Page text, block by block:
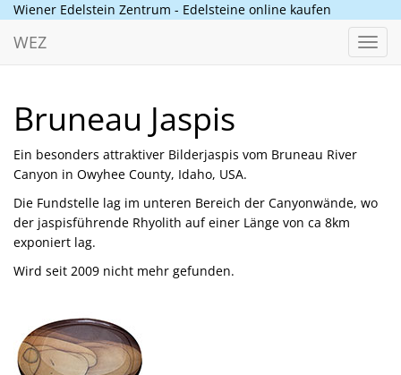
Wiener Edelstein Zentrum - Edelsteine online kaufen
WEZ
Bruneau Jaspis
Ein besonders attraktiver Bilderjaspis vom Bruneau River
Canyon in Owyhee County, Idaho, USA.
Die Fundstelle lag im unteren Bereich der Canyonwände, wo
der jaspisführende Rhyolith auf einer Länge von ca 8km
exponiert lag.
Wird seit 2009 nicht mehr gefunden.